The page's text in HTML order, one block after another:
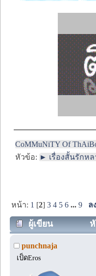
CoMMuNiTY Of
หัวข้อ: ► เรื่องสั้นรักหล
หน้า: 1 [2]3 4 5 6 ...9 ล
ผู้เขียน หั
punchnaja
เป็ดEros